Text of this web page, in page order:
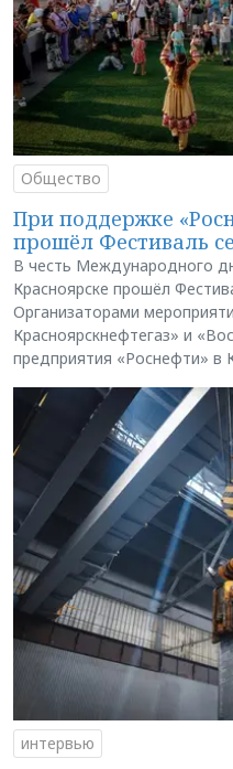
Общество
При поддержке
прошёл Фестиваль
В честь Международного
Красноярске прошёл
Организаторами
Красноярскнефтегаз» и
предприятия «Роснефти» в
интервью